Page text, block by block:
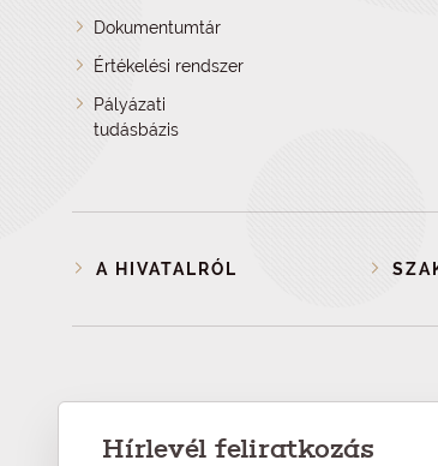
Dokumentumtár
Értékelési rendszer
Pályázati
tudásbázis
A HIVATALRÓL
Hírlevél feliratkozás